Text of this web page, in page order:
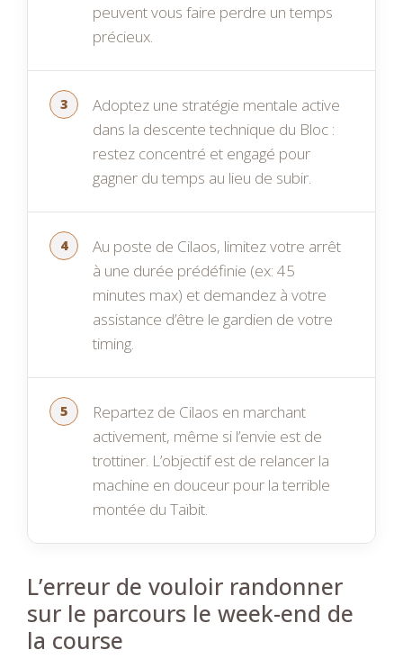
peuvent vous faire perdre un temps
précieux.
Adoptez une stratégie mentale active
dans la descente technique du Bloc :
restez concentré et engagé pour
gagner du temps au lieu de subir.
Au poste de Cilaos, limitez votre arrêt
à une durée prédéfinie (ex: 45
minutes max) et demandez à votre
assistance d’être le gardien de votre
timing.
Repartez de Cilaos en marchant
activement, même si l’envie est de
trottiner. L’objectif est de relancer la
machine en douceur pour la terrible
montée du Taïbit.
L’erreur de vouloir randonner
sur le parcours le week-end de
la course